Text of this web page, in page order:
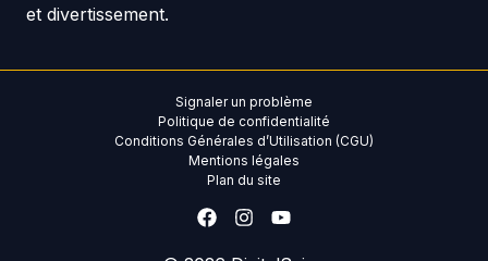
et divertissement.
Signaler un problème
Politique de confidentialité
Conditions Générales d’Utilisation (CGU)
Mentions légales
Plan du site